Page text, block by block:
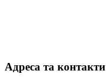
Адреса та контакти